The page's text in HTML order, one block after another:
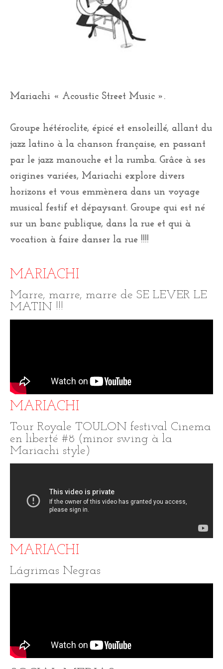
Mariachi « Acoustic Street Music ».
Groupe hétéroclite, épicé et ensoleillé, allant du
jazz latino à la chanson française, en passant
par le jazz manouche et la rumba. Grâce à ses
origines variées, Mariachi explore divers
horizons et vous emmènera dans un voyage
musical festif et dépaysant. Groupe qui est né
sur un banc publique, dans la rue et qui à
vocation à faire danser la rue !!!!
MARIACHI
Marre, marre, marre de SE LEVER LE
MATIN !!!
MARIACHI
Tour Royale TOULON festival Cinema
en liberté #8 (minor swing à la
Mariachi style)
MARIACHI
Lágrimas Negras